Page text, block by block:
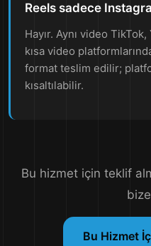
Reels sadece
Hayır. Aynı video
kısa video
format teslim edilir;
kısaltılabilir.
Bu hizmet için teklif
Bu Hizmet